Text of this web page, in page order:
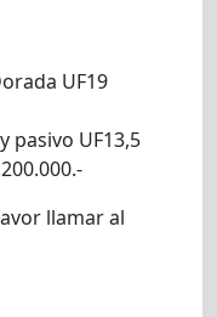
UF19
pasivo UF13,5
llamar al